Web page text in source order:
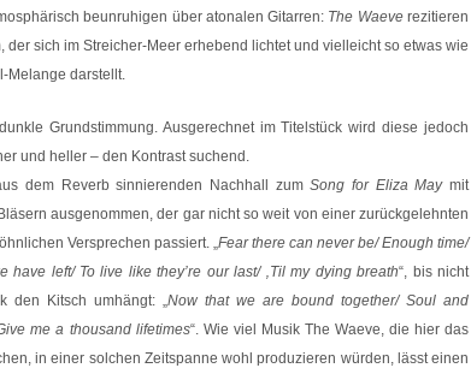
beunruhigen über atonalen Gitarren: The Waeverezitieren
sich im Streicher-Meer erhebend lichtet und vielleicht so etwas wie
Melange darstellt.
Grundstimmung. Ausgerechnet im Titelstück wird diese jedoch
und heller – den Kontrast suchend.
dem Reverb sinnierenden Nachhall zumSong for Eliza Maymit
ausgenommen, der gar nicht so weit von einer zurückgelehnten
Versprechen passiert. „Fear there can never be/ Enough time/
left/ To live like they’re our last/ ‚Til my dying breath“, bis nicht
den Kitsch umhängt: „Now that we are bound together/ Soul and
me a thousand lifetimes“. Wie viel Musik The Waeve, die hier das
in einer solchen Zeitspanne wohl produzieren würden, lässt einen